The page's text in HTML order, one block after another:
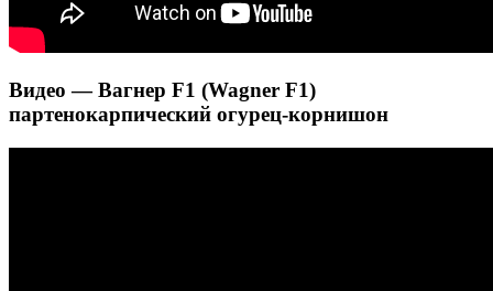
Видео — Вагнер F1 (Wagner F1)
партенокарпический огурец-корнишон